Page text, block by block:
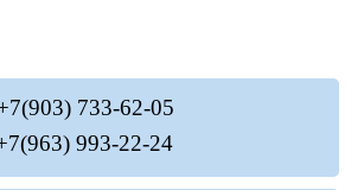
733-62-05
993-22-24